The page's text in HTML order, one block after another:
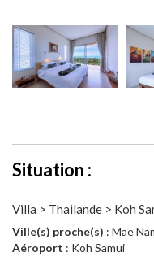
Situation :
Villa > Thailande > Koh
Ville(s) proche(s) : Mae
Aéroport : Koh Samui